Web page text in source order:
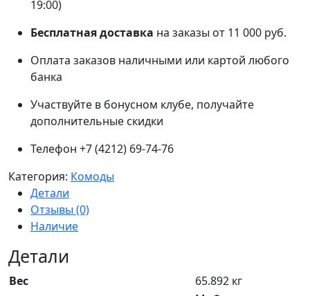
19:00)
Бесплатная доставка на заказы от 11 000 руб.
Оплата заказов наличными или картой любого
банка
Участвуйте в бонусном клубе, получайте
дополнительные скидки
Телефон +7 (4212) 69-74-76
Категория: Комоды
Детали
Отзывы (0)
Наличие
Детали
Вес
65.892 кг